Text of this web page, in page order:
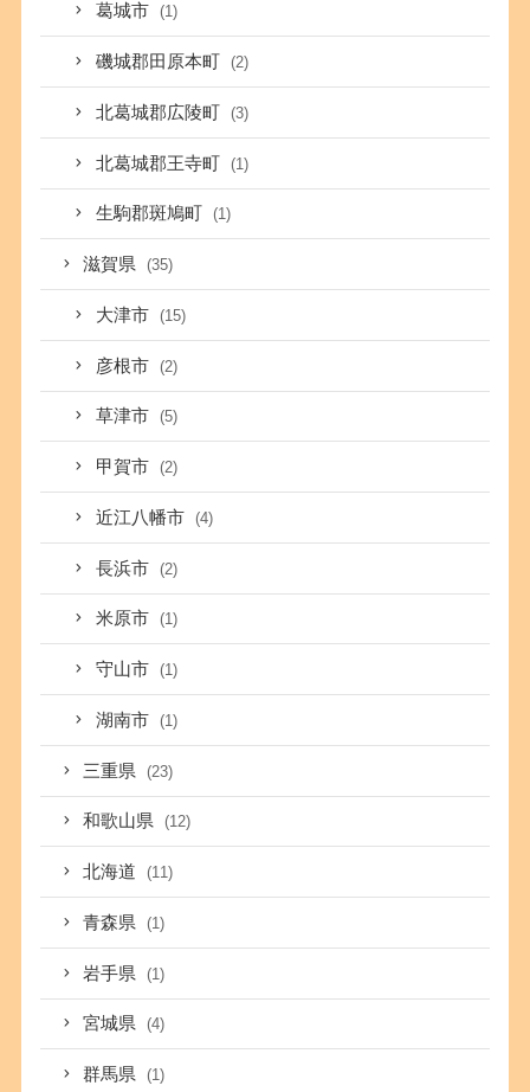
葛城市 (1)
磯城郡田原本町 (2)
北葛城郡広陵町 (3)
北葛城郡王寺町 (1)
生駒郡斑鳩町 (1)
滋賀県 (35)
大津市 (15)
彦根市 (2)
草津市 (5)
甲賀市 (2)
近江八幡市 (4)
長浜市 (2)
米原市 (1)
守山市 (1)
湖南市 (1)
三重県 (23)
和歌山県 (12)
北海道 (11)
青森県 (1)
岩手県 (1)
宮城県 (4)
群馬県 (1)